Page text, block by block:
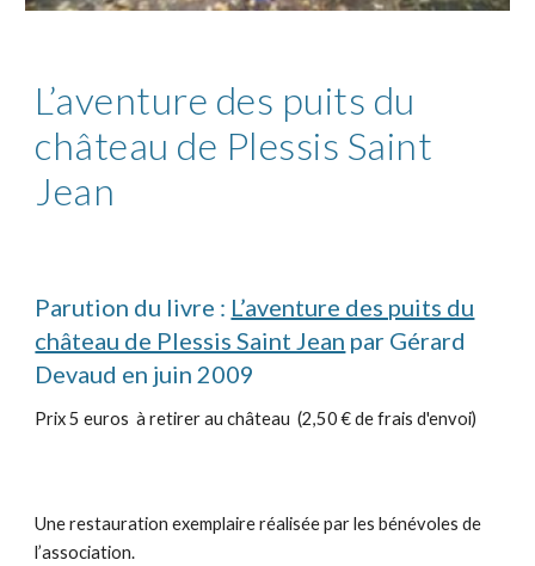
L’aventure des puits du
château de Plessis Saint
Jean
Parution du livre : L’aventure des puits du
château de Plessis Saint Jean par Gérard
Devaud en juin 2009
Prix 5 euros à retirer au château (2,50 € de frais d'envoi)
Une restauration exemplaire réalisée par les bénévoles de
l’association.